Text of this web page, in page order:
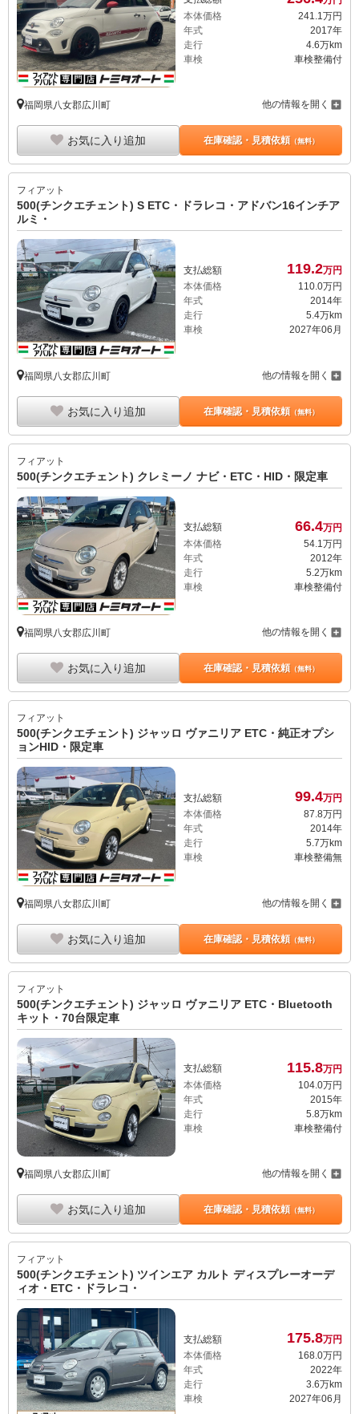
本体価格
241. 1 万円
年式
2017年
走行
4.6万km
車検
車検整備付
福岡県八女郡広川町 他の情報を開く
お気に入り追加 在庫確認・見積依頼（無料）
フィアット
500(チンクエチェント) S ETC・ドラレコ・アドバン16インチア
ルミ・
支払総額 119.2万円
本体価格
110.0万円
年式
2014年
走行
5.4万km
車検
2027年06月
福岡県八女郡広川町 他の情報を開く
お気に入り追加 在庫確認・見積依頼（無料）
フィアット
500(チンクエチェント) クレミーノ ナビ・ETC・HID・限定車
支払総額 66.4万円
本体価格
54. 1 万円
年式
2012年
走行
5.2万km
車検
車検整備付
福岡県八女郡広川町 他の情報を開く
お気に入り追加 在庫確認・見積依頼（無料）
フィアット
500(チンクエチェント) ジャッロ ヴァニリア ETC・純正オプシ
ョンHID・限定車
支払総額 99.4万円
本体価格
87.8万円
年式
2014年
走行
5.7万km
車検
車検整備無
福岡県八女郡広川町 他の情報を開く
お気に入り追加 在庫確認・見積依頼（無料）
フィアット
500(チンクエチェント) ジャッロ ヴァニリア ETC・Bluetooth
キット・70台限定車
支払総額 115.8万円
本体価格
104. 0万円
年式
2015年
走行
5.8万km
車検
車検整備付
福岡県八女郡広川町 他の情報を開く
お気に入り追加 在庫確認・見積依頼（無料）
フィアット
500(チンクエチェント) ツインエア カルト ディスプレーオーデ
ィオ・ETC・ドラレコ・
支払総額 175.8万円
本体価格
168.0万円
年式
2022年
走行
3.6万km
車検
2027年06月